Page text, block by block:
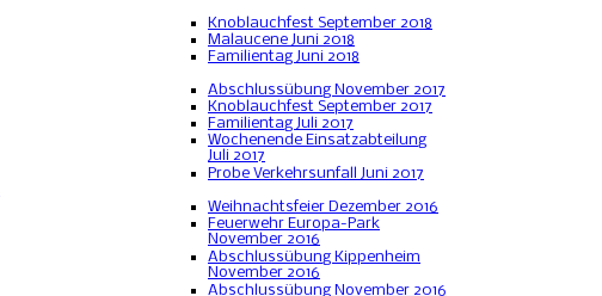
Knoblauchfest September 2018
Malaucene Juni 2018
Familientag Juni 2018
Abschlussübung November 2017
Knoblauchfest September 2017
Familientag Juli 2017
Wochenende Einsatzabteilung
Juli 2017
Probe Verkehrsunfall Juni 2017
Weihnachtsfeier Dezember 2016
Feuerwehr Europa-Park
November 2016
Abschlussübung Kippenheim
November 2016
Abschlussübung November 2016